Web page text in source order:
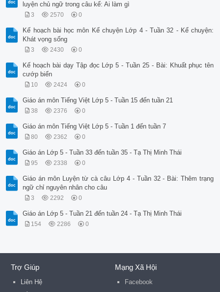
luyện chủ ngữ trong câu kể: Ai làm gì
3 2570 0
Kế hoạch bài học môn Kể chuyện Lớp 4 - Tuần 32 - Kể chuyện:
Khát vọng sống
3 2430 0
Kế hoạch bài dạy Tập đọc Lớp 5 - Tuần 25 - Bài: Khuất phục tên
cướp biển
10 2424 0
Giáo án môn Tiếng Việt Lớp 5 - Tuần 15 đến tuần 21
38 2376 0
Giáo án môn Tiếng Việt Lớp 5 - Tuần 1 đến tuần 7
80 2362 0
Giáo án Lớp 5 - Tuần 33 đến tuần 35 - Tạ Thị Minh Thái
95 2338 0
Giáo án môn Luyện từ cà câu Lớp 4 - Tuần 32 - Bài: Thêm trạng
ngữ chỉ nguyên nhân cho câu
3 2292 0
Giáo án Lớp 5 - Tuần 21 đến tuần 24 - Tạ Thị Minh Thái
154 2286 0
Trợ Giúp
Liên Hệ
Mạng Xã Hội
Facebook